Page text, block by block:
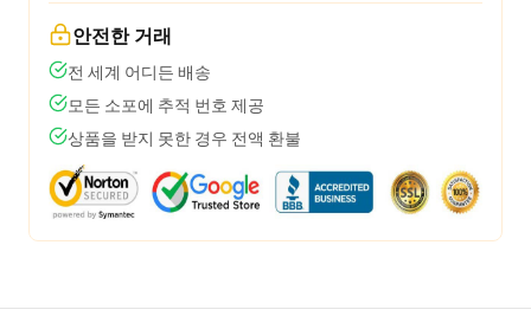
안전한 거래
전 세계 어디든 배송
모든 소포에 추적 번호 제공
상품을 받지 못한 경우 전액 환불